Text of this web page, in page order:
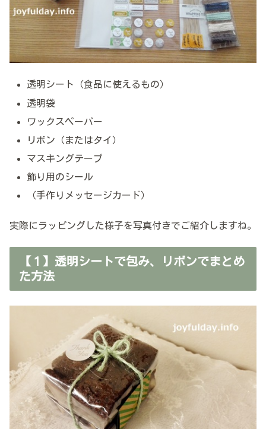
透明シート（食品に使えるもの）
透明袋
ワックスペーパー
リボン（またはタイ）
マスキングテープ
飾り用のシール
（手作りメッセージカード）
実際にラッピングした様子を写真付きでご紹介しますね。
【１】透明シートで包み、リボンでまとめ
た方法